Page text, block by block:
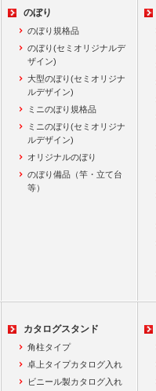
のぼり
のぼり規格品
のぼり(セミオリジナルデ
ザイン)
大型のぼり(セミオリジナ
ルデザイン)
ミニのぼり規格品
ミニのぼり(セミオリジナ
ルデザイン)
オリジナルのぼり
のぼり備品（竿・立て台
等）
カタログスタンド
角柱タイプ
卓上タイプカタログ入れ
ビニール製カタログ入れ